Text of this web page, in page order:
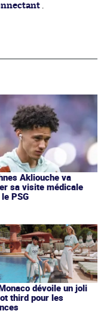
Akliouche va
sa visite médicale
PSG
dévoile un joli
third pour les